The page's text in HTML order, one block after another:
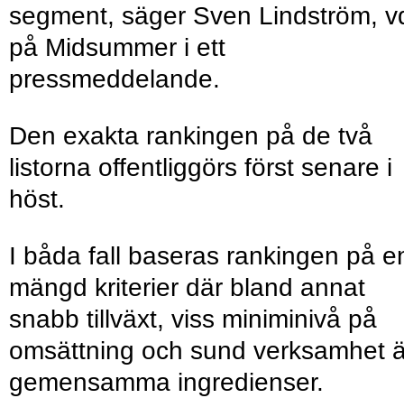
segment, säger Sven Lindström,
på Midsummer i ett
pressmeddelande.
Den exakta rankingen på de två
listorna offentliggörs först senare i
höst.
I båda fall baseras rankingen på
mängd kriterier där bland annat
snabb tillväxt, viss miniminivå på
omsättning och sund verksamhet
gemensamma ingredienser.